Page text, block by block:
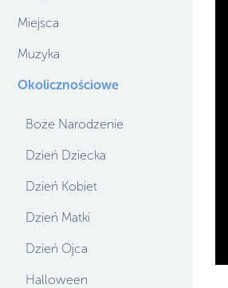
Miejsca
Muzyka
Okolicznościowe
Boże Narodzenie
Dzień Dziecka
Dzień Kobiet
Dzień Matki
Dzień Ojca
Halloween